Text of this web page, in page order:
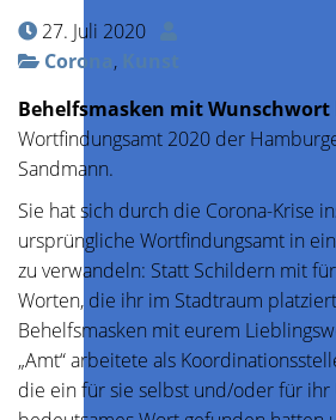
27. Juli 2020
Corona, Kunst
Behelfsmasken mit Wunschwort
Wortfindungsamt 2020 der
Sandmann.
Sie hat sich durch die Corona-Krise
ursprüngliche Wortfindungsamt in
zu verwandeln: Statt Schildern mit
Worten, die ihr im Stadtraum
Behelfsmasken mit eurem
„Amt“ arbeitete als
die ein für sie selbst und/oder für ihr